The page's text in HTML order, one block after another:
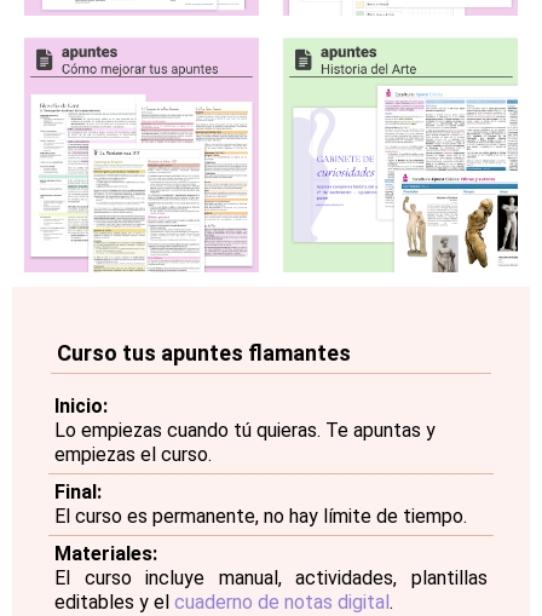
Curso tus apuntes flamantes
Inicio:
Lo empiezas cuando tú quieras. Te apuntas y
empiezas el curso.
Final:
El curso es permanente, no hay límite de tiempo.
Materiales:
El curso incluye manual, actividades, plantillas
editables y el cuaderno de notas digital .